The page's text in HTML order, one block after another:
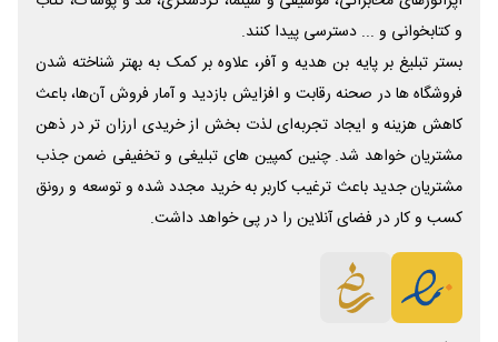
و کتابخوانی و ... دسترسی پیدا کنند.
بستر تبلیغ بر پایه بن هدیه و آفر، علاوه بر کمک به بهتر شناخته شدن
فروشگاه ها در صحنه رقابت و افزایش بازدید و آمار فروش آن‌ها، باعث
کاهش هزینه و ایجاد تجربه‌ای لذت بخش از خریدی ارزان تر در ذهن
مشتریان خواهد شد. چنین کمپین های تبلیغی و تخفیفی ضمن جذب
مشتریان جدید باعث ترغیب کاربر به خرید مجدد شده و توسعه و رونق
کسب و کار در فضای آنلاین را در پی خواهد داشت.